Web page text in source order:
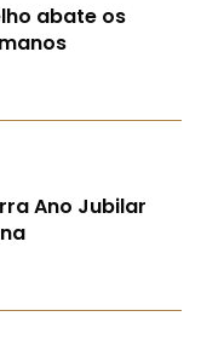
abate os
Ano Jubilar